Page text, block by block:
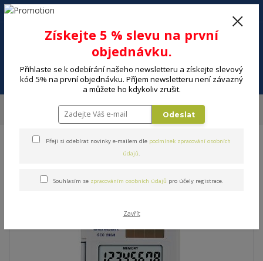
Menu
+420 602 494 600
Kalkulačka SENCOR SEC
263/8
Získejte 5 % slevu na první
objednávku.
Přihlaste se k odebírání našeho newsletteru a získejte slevový
kód 5% na první objednávku. Příjem newsletteru není závazný
a můžete ho kdykoliv zrušit.
Odeslat
Přeji si odebírat novinky e-mailem dle podmínek zpracování osobních
údajů.
Souhlasím se zpracováním osobních údajů pro účely registrace.
Zavřít